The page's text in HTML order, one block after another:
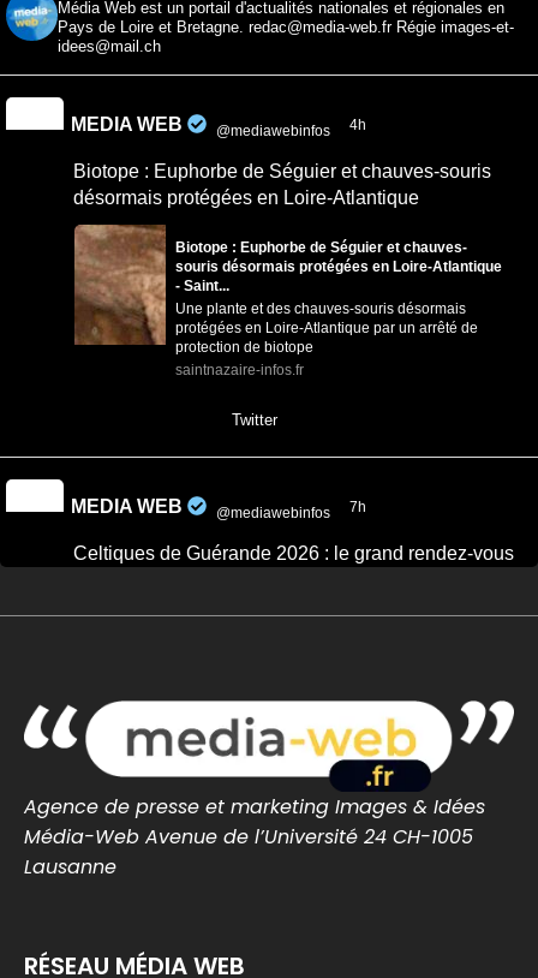
Média Web est un portail d'actualités nationales et régionales en
Pays de Loire et Bretagne. redac@media-web.fr Régie images-et-
idees@mail.ch
MEDIA WEB @mediawebinfos 4h
Biotope : Euphorbe de Séguier et chauves-souris
désormais protégées en Loire-Atlantique
Biotope : Euphorbe de Séguier et chauves-
souris désormais protégées en Loire-Atlantique
- Saint...
Une plante et des chauves-souris désormais
protégées en Loire-Atlantique par un arrêté de
protection de biotope
saintnazaire-infos.fr
Twitter
MEDIA WEB @mediawebinfos 7h
Celtiques de Guérande 2026 : le grand rendez-vous
et artistes attendus pour ce grand rendez-vous
breton avec Fest-Noz et traditions celtiques.
cotedamour-infos.fr
0 0 Twitter
renfort au milieu pour lancer le mercato
Agence de presse et marketing Images & Idées
Média-Web Avenue de l’Université 24 CH-1005
Lausanne
RÉSEAU MÉDIA WEB